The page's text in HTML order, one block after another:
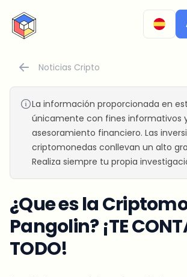
CryptoTicker
Noticias Cripto
La información proporcionada en
únicamente con fines informativos
asesoramiento financiero. Las
criptomonedas conllevan un alto
Realiza siempre tu propia
¿Que es la
Pangolin? ¡TE
TODO!